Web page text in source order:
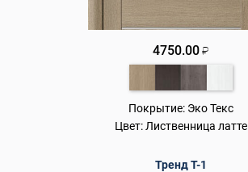
4750.00 ₽
Покрытие: Эко Текс
Цвет: Лиственница латте
Тренд Т-1